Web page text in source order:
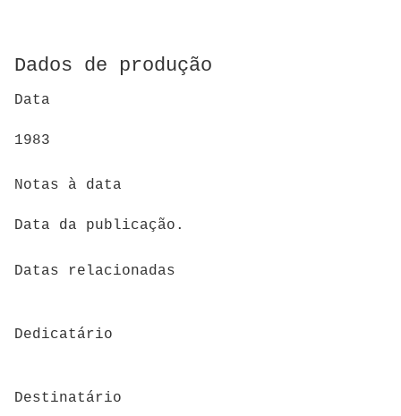
Dados de produção
Data
1983
Notas à data
Data da publicação.
Datas relacionadas
Dedicatário
Destinatário